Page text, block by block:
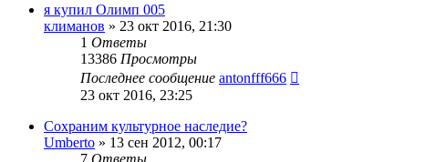
я купил Олимп 005
климанов » 23 окт 2016, 21:30
1 Ответы
13386 Просмотры
Последнее сообщение antonfff666
23 окт 2016, 23:25
Сохраним культурное наследие?
Umberto » 13 сен 2012, 00:17
7 Ответы